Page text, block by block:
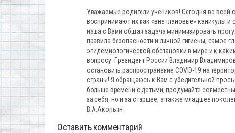
Уважаемые родители учеников! Сегодня во всей
воспринимают их как «внеплановые» каникулы и
наша с Вами общая задача минимизировать
правила безопасности и личной гигиены, самое
эпидемиологической обстановки в мире и к
вопросу. Президент России Владимир
остановить распространение COVID-19 на
страны! Я обращаюсь к Вам с убедительной
больше времени с детьми, продумайте
за себя, но и за старшее, а также младшее
В.А.Акопьян
Оставить комментарий